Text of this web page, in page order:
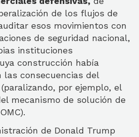
de los flujos de
esos movimientos con
de seguridad nacional,
instituciones
construcción había
las consecuencias del
por ejemplo, el
mecanismo de solución de
de Donald Trump